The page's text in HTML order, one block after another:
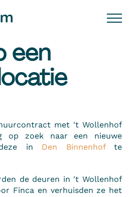
een
met 't Wollenhof
op zoek naar een nieuwe
in Den Binnenhofte
de deuren in 't Wollenhof
Finca en verhuisden ze het